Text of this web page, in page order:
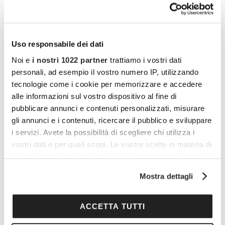
Uso responsabile dei dati
Noi e i nostri 1022 partner trattiamo i vostri dati
personali, ad esempio il vostro numero IP, utilizzando
tecnologie come i cookie per memorizzare e accedere
alle informazioni sul vostro dispositivo al fine di
pubblicare annunci e contenuti personalizzati, misurare
gli annunci e i contenuti, ricercare il pubblico e sviluppare
i servizi. Avete la possibilità di scegliere chi utilizza i
vostri dati e per quali scopi. Le vostre scelte in materia di
privacy sono applicabili solo su questa proprietà digitale
modificare o revocare il proprio consenso in qualsiasi
momento dalla Dichiarazione sui cookie o facendo clic
sull'icona di attivazione della privacy.
Mostra dettagli
ACCETTA TUTTI
Covid-19 (green pass) associata a un
documento di identità. Per ottenerla, oltre alla
vaccinazione, è possibile sottoporsi a un
modalità e tempistiche di legge. In mancanza
della documentazione necessaria non sarà
consentito l’accesso.
L’accesso all’Auditorium di Milano è permesso
con la mascherina FFP2.
Vuoi commentare l’articolo? Iscriviti
alla community e partecipa alla
discussione.